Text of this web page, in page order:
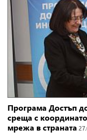
Програма Достъп
среща с
мрежа в страната